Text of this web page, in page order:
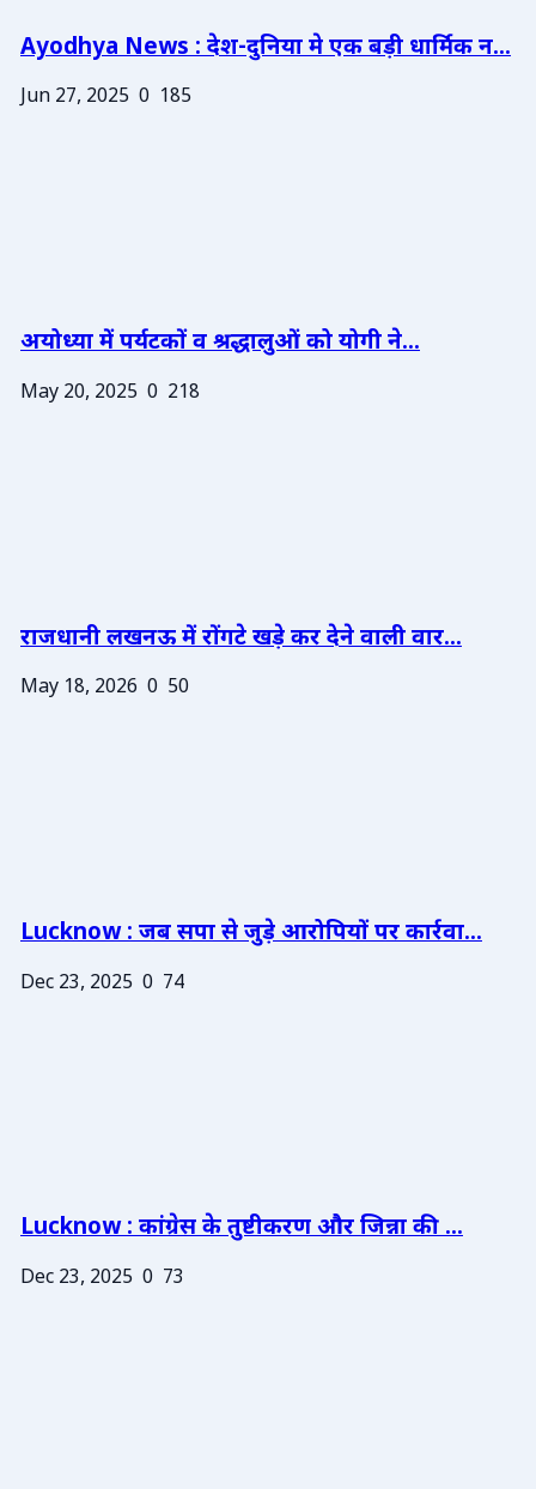
Ayodhya News : देश-दुनिया मे एक बड़ी धार्मिक न...
Jun 27, 2025 0 185
अयोध्या में पर्यटकों व श्रद्धालुओं को योगी ने...
May 20, 2025 0 218
राजधानी लखनऊ में रोंगटे खड़े कर देने वाली वार...
May 18, 2026 0 50
Lucknow : जब सपा से जुड़े आरोपियों पर कार्रवा...
Dec 23, 2025 0 74
Lucknow : कांग्रेस के तुष्टीकरण और जिन्ना की ...
Dec 23, 2025 0 73